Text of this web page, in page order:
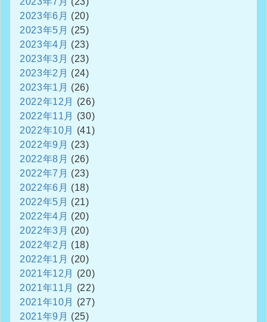
2023年6月 (20)
2023年5月 (25)
2023年4月 (23)
2023年3月 (23)
2023年2月 (24)
2023年1月 (26)
2022年12月
(26)
2022年11月
(30)
2022年10月
(41)
2022年9月 (23)
2022年8月 (26)
2022年7月 (23)
2022年6月 (18)
2022年5月 (21)
2022年4月 (20)
2022年3月 (20)
2022年2月 (18)
2022年1月 (20)
2021年12月
(20)
2021年11月
(22)
2021年10月
(27)
2021年9月 (25)